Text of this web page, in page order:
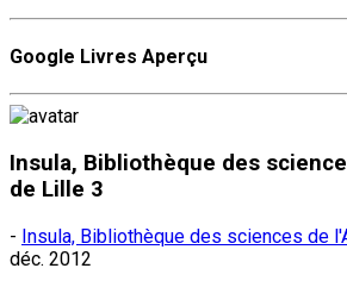
Google Livres Aperçu
Insula, Bibliothèque des
de Lille 3
- Insula, Bibliothèque des sciences de
déc. 2012